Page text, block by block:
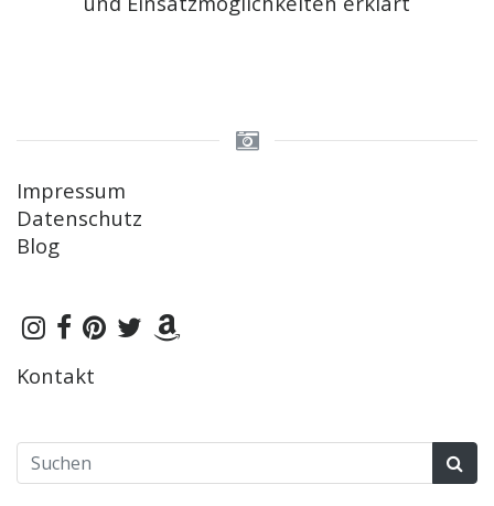
Impressum
Datenschutz
Blog
Kontakt
Suchen